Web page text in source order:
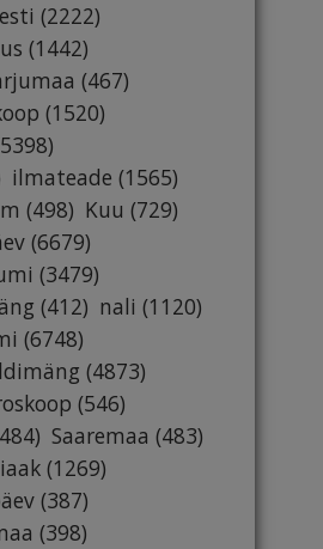
(2222)
(1442)
(467)
(1520)
ilmateade (1565)
(498) Kuu (729)
(6679)
(3479)
(412) nali (1120)
(6748)
(4873)
(546)
Saaremaa (483)
(1269)
(387)
(398)